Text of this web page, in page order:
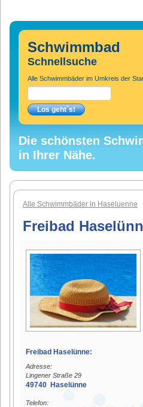
Schwimmbad
Schnellsuche
Alle Schwimmbäder im Umkreis der
Die schönsten
in Ihrer Nähe.
Alle Schwimmbäder in Haseluenne
Freibad
Freibad Haselünne:
Adresse:
Lingener Straße 29
49740 Haselünne
Telefon: